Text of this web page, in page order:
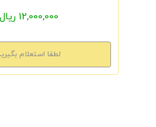
12,000,000 ریال